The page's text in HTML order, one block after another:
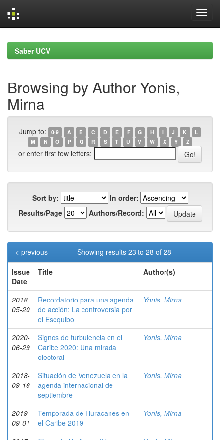
navigationSaber UCV
Browsing by Author Yonis,
Mirna
Jump to: 0-9 A B C D E F G H I J K
L
M
N O P Q R S T U V W X Y Z
or enter first few letters:
Sort by:
In order:
Results/Page
Authors/Record:
Showing results 23 to 28 of 28
< previous
Issue
Date
Title Author(s)
2018-
05-20
Recordatorio para una agenda
de acción: La controversia por
el Esequibo
Yonis, Mirna
2020-
06-29
Signos de turbulencia en el
Caribe 2020: Una mirada
electoral
Yonis, Mirna
2018-
09-16
Situación de Venezuela en la
agenda internacional de
septiembre
Yonis, Mirna
2019-
09-01
Temporada de Huracanes en
el Caribe 2019
Yonis, Mirna